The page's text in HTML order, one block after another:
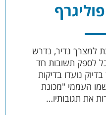
למצרך נדיר, נדרש
לספק תשובות חד
נועדו בדיקות
העממי "מכונת
את תגובותיו…